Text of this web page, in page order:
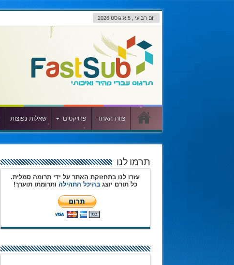
יום רביעי , 5 אוגוסט 2026
צוות האתר פרויקטים שאלות נפוצות
תרמו לנו
עזרו לנו בתחזוקת האתר על ידי תרומה סמלית.
כל תורם יוצגבהיכל התהילה ותרומתו תוערך!